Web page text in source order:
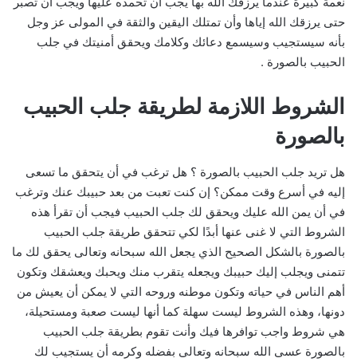
حتى يرزقك الله إياها وأن تمتلك اليقين والثقة في المولى عز وجل
بأنه سيستجيب وسيسمع دعائك وكلامك ويحقق أمنيتك في جلب
الحبيب بالصورة .
الشروط اللازمة لطريقة جلب الحبيب
بالصورة
هل تريد جلب الحبيب بالصورة ؟ هل ترغب في أن يتحقق ما تسعى
إليه في أسرع وقت ممكن؟ إن كنت تعبت من بعد حبيبك عنك وترغب
في أن يمن الله عليك ويحقق لك جلب الحبيب فيجب أن تقرأ هذه
الشروط التي لا غنى عنها أبدًا لكي تتحقق طريقة جلب الحبيب
بالصورة بالشكل الصحيح الذي يجعل الله سبحانه وتعالى يحقق لك ما
تتمنى ويجلب إليك حبيبك ويجعله يتقرب منك ويحبك ويعشقك وتكون
أهم الناس في حياته وتكون موطنه وروحه التي لا يمكن أن يعيش من
دونها، وهذه الشروط ليست سهلة كما أنها ليست صعبة ومستحيلة،
هي شروط واجب توافرها فيك وأنت تقوم بطريقة جلب الحبيب
بالصورة عسى الله سبحانه وتعالى بفضله وكرمه أن يستجيب لك